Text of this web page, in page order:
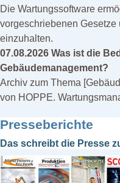
Prüfmittel Messmittel
Prüfplaner
Prüfung
Prüfung Arbeitsmittel
Prüfung Fuhrpark
Reparatur
Service
Sicherheit
Software
Sonstiges
Die Wartungssoftware
vorgeschriebenen Gesetze
einzuhalten.
07.08.2026 Was ist die
Gebäudemanagement?
Archiv zum Thema
von HOPPE.
Presseberichte
Das schreibt die Presse